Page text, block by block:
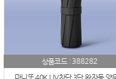
상품코드 : 388282
마니또 40K UV차단 3단 완자동 양